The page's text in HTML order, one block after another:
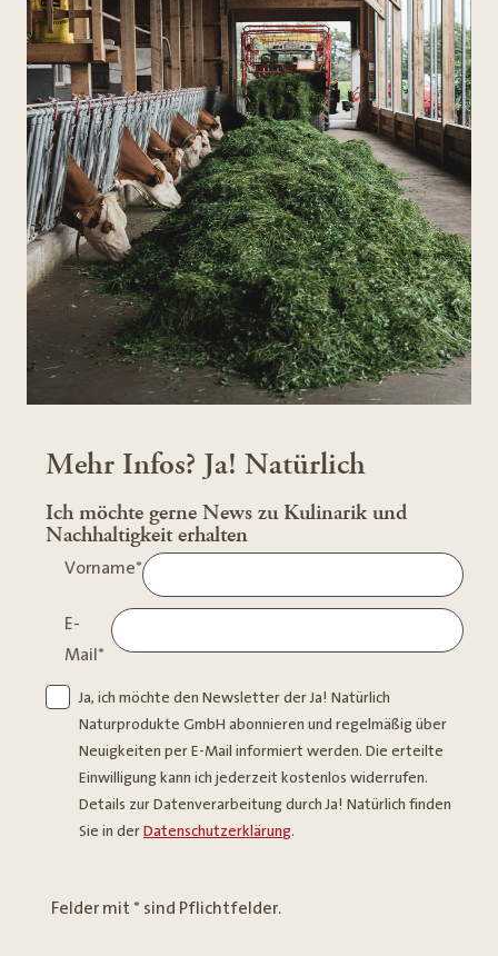
Mehr Infos? Ja! Natürlich
Ich möchte gerne News zu Kulinarik und
Nachhaltigkeit erhalten
Vorname*
E-
Mail*
Ja, ich möchte den Newsletter der Ja! Natürlich
Naturprodukte GmbH abonnieren und regelmäßig über
Neuigkeiten per E-Mail informiert werden. Die erteilte
Einwilligung kann ich jederzeit kostenlos widerrufen.
Details zur Datenverarbeitung durch Ja! Natürlich finden
Sie in derDatenschutzerklärung.
Felder mit * sind Pflichtfelder.